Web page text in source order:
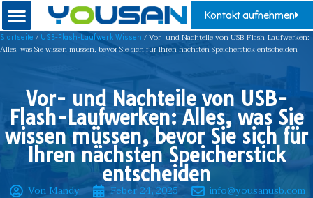
Kontakt aufnehmen
Startseite / USB-Flash-Laufwerk Wissen / Vor- und Nachteile von USB-Flash-Laufwerken:
Alles, was Sie wissen müssen, bevor Sie sich für Ihren nächsten Speicherstick entscheiden
Vor- und Nachteile von USB-
Flash-Laufwerken: Alles, was Sie
wissen müssen, bevor Sie sich für
Ihren nächsten Speicherstick
entscheiden
Von Mandy Feber 24, 2025 info@yousanusb.com